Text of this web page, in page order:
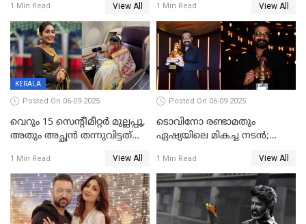
1 Min Read View All
സ്നേഹിച്ചയാള്‍ തന്നെ
വഞ്ചിച്ചുപോയി’, ലൈവ്
വിഡിയോയിൽ
പൊട്ടിക്കരഞ്ഞ് നടി
1 Min Read View All
KERALA
Posted On 06-09-2025
വെറും 15 സെന്റീമീറ്റര്‍ മുല്ലപ്പൂ,
അതും അച്ഛൻ തന്നുവിട്ടത്
ലക്ഷം രൂപ പിഴ; നവ്യ
28ദിവസത്തിനകം പിഴ
അടയ്ക്കണം
1 Min Read View All
Posted On 06-09-2025
ടൊവിനോ രണ്ടാമതും
ഏഷ്യയിലെ മികച്ച നടന്‍;
പുരസ്‌കാരം
1 Min Read View All